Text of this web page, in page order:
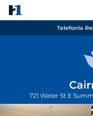
Telefonla
721 Water St E